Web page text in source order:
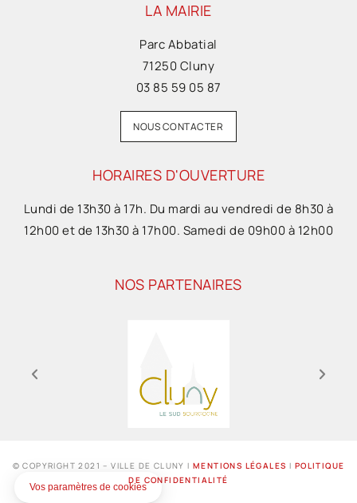
LA MAIRIE
Parc Abbatial
71250 Cluny
03 85 59 05 87
NOUS CONTACTER
HORAIRES D'OUVERTURE
Lundi de 13h30 à 17h. Du mardi au vendredi de 8h30 à
12h00 et de 13h30 à 17h00. Samedi de 09h00 à 12h00
NOS PARTENAIRES
© COPYRIGHT 2021 – VILLE DE CLUNY IMENTIONS LÉGALES I POLITIQUE
DE CONFIDENTIALITÉ